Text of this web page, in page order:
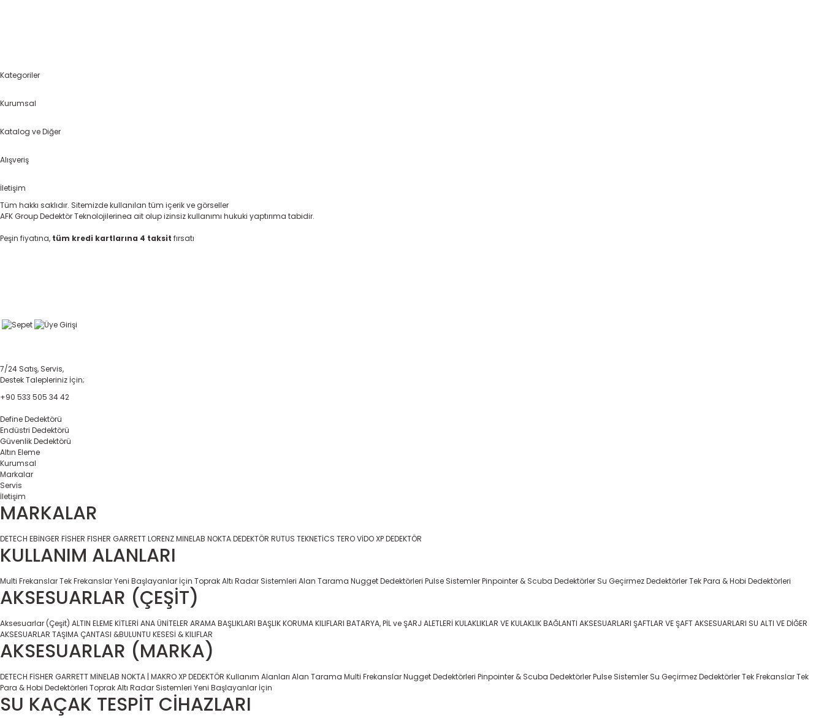
Kategoriler
Kurumsal
Katalog ve Diğer
Alışveriş
İletişim
Tüm hakkı saklıdır. Sitemizde kullanılan tüm içerik ve görseller
AFK Group Dedektör Teknolojilerinea ait olup izinsiz kullanımı hukuki yaptırıma tabidir.
Peşin fiyatına, tüm kredi kartlarına 4 taksit fırsatı
7/24 Satış, Servis,
Destek Talepleriniz İçin;
+90 533 505 34 42
Define Dedektörü
Endüstri Dedektörü
Güvenlik Dedektörü
Altın Eleme
Kurumsal
Markalar
Servis
İletişim
MARKALAR
DETECH EBİNGER FİSHER FISHER GARRETTLORENZMINELAB NOKTA DEDEKTÖR RUTUS TEKNETİCS TERO VİDOXP DEDEKTÖR
KULLANIM ALANLARI
Multi FrekanslarTek FrekanslarYeni Başlayanlar İçin Toprak Altı Radar Sistemleri Alan Tarama Nugget Dedektörleri Pulse SistemlerPinpointer & Scuba Dedektörler Su Geçirmez DedektörlerTek Para & Hobi Dedektörleri
AKSESUARLAR (ÇEŞİT)
Aksesuarlar (Çeşit) ALTIN ELEME KİTLERİ ANA ÜNİTELER ARAMA BAŞLIKLARI BAŞLIK KORUMA KILIFLARI BATARYA, PİL ve ŞARJ ALETLERİ KULAKLIKLAR VE KULAKLIK BAĞLANTI AKSESUARLARI ŞAFTLAR VE ŞAFT AKSESUARLARI SU ALTI VE DİĞER
AKSESUARLAR TAŞIMA ÇANTASI &BULUNTU KESESİ & KILIFLAR
AKSESUARLAR (MARKA)
DETECH FİSHER GARRETTMİNELAB NOKTA | MAKROXP DEDEKTÖR Kullanım Alanları Alan Tarama Multi FrekanslarNugget Dedektörleri Pinpointer & Scuba DedektörlerPulse Sistemler Su Geçirmez DedektörlerTek FrekanslarTek
Para & Hobi Dedektörleri Toprak Altı Radar Sistemleri Yeni Başlayanlar İçin
SU KAÇAK TESPİT CİHAZLARI